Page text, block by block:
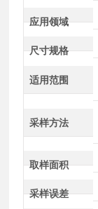
应用领域
尺寸规格
适用范围
采样方法
取样面积
采样误差